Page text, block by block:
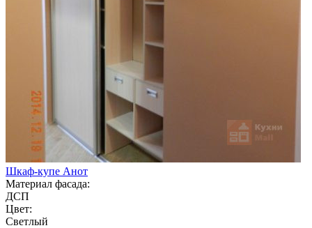
Шкаф-купе Анот
Материал фасада:
ДСП
Цвет:
Светлый